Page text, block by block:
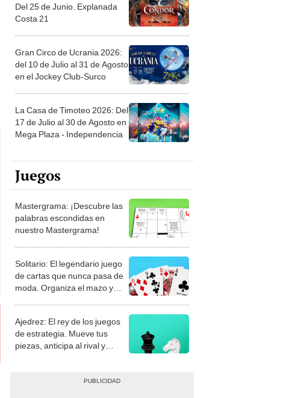
Del 25 de Junio. Explanada
Costa 21
Gran Circo de Ucrania 2026:
del 10 de Julio al 31 de Agosto
en el Jockey Club-Surco
La Casa de Timoteo 2026: Del
17 de Julio al 30 de Agosto en
Mega Plaza - Independencia
Juegos
Mastergrama: ¡Descubre las
palabras escondidas en
nuestro Mastergrama!
Solitario: El legendario juego
de cartas que nunca pasa de
moda. Organiza el mazo y
Ajedrez: El rey de los juegos
de estrategia. Mueve tus
piezas, anticipa al rival y